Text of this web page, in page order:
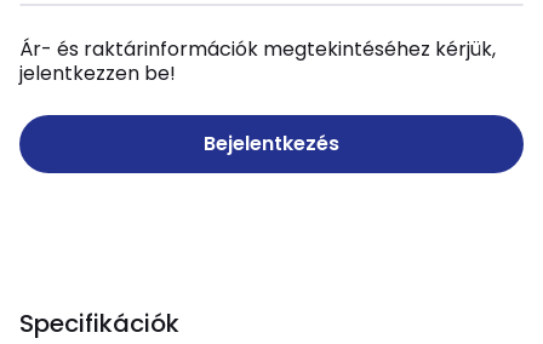
Ár- és raktárinformációk megtekintéséhez kérjük,
jelentkezzen be!
Bejelentkezés
Specifikációk